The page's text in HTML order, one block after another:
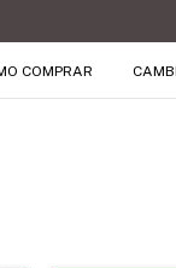
COMPRAR